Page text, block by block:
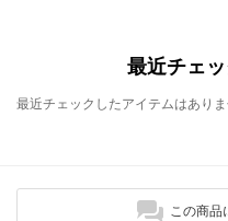
最近チェ
最近チェックしたアイテムはありま
この商品